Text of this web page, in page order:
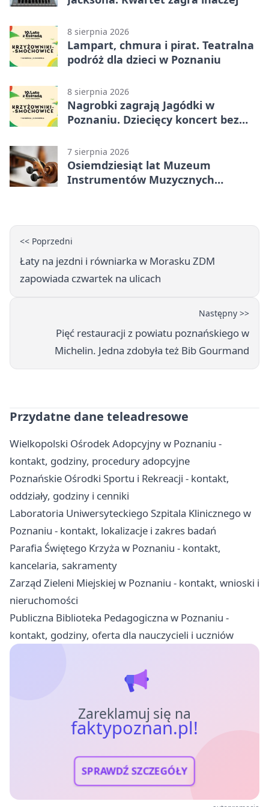
8 sierpnia 2026
Lampart, chmura i pirat. Teatralna
podróż dla dzieci w Poznaniu
8 sierpnia 2026
Nagrobki zagrają Jagódki w
Poznaniu. Dziecięcy koncert bez
7 sierpnia 2026
Osiemdziesiąt lat Muzeum
Instrumentów Muzycznych
<< Poprzedni
Łaty na jezdni i równiarka w Morasku ZDM
zapowiada czwartek na ulicach
Następny >>
Pięć restauracji z powiatu poznańskiego w
Michelin. Jedna zdobyła też Bib Gourmand
Przydatne dane teleadresowe
Wielkopolski Ośrodek Adopcyjny w Poznaniu -
kontakt, godziny, procedury adopcyjne
Poznańskie Ośrodki Sportu i Rekreacji - kontakt,
oddziały, godziny i cenniki
Laboratoria Uniwersyteckiego Szpitala Klinicznego w
Poznaniu - kontakt, lokalizacje i zakres badań
Parafia Świętego Krzyża w Poznaniu - kontakt,
kancelaria, sakramenty
Zarząd Zieleni Miejskiej w Poznaniu - kontakt, wnioski i
nieruchomości
Publiczna Biblioteka Pedagogiczna w Poznaniu -
kontakt, godziny, oferta dla nauczycieli i uczniów
Zareklamuj się na
faktypoznan.pl!
SPRAWDŹ SZCZEGÓŁY